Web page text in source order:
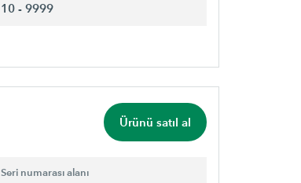
10 - 9999
Ürünü satıl al
Seri numarası alanı